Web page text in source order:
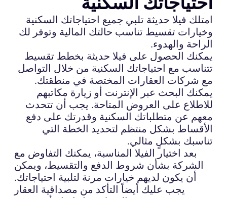
امتلك فيلا حديثة تلبي جميع احتياجاتك السكنية
وخيارات تقسيط تناسب حالتك المالية وتوفر لك
الراحة والهدوء.
يمكنك الحصول على فيلا حديثة بخطط تقسيط
تتناسب مع احتياجاتك السكنية من خلال التواصل
مع شركات العقارات المختصة في منطقتك.
يمكنك البحث عبر الإنترنت أو زيارة مكاتبهم
للاطلاع على العروض المتاحة. يجب أن تتحدث
معهم عن متطلباتك السكنية وقدرتك على دفع
الأقساط بشكل منتظم لتحديد الخطة التي
تناسبك بشكلٍ مثالي.
بعد اختيار الفيلا المناسبة، يمكنك التفاوض مع
الشركة بشأن شروط الدفع والتقسيط، ويمكن
أن يكون لديهم خيارات مرنة لتلبية احتياجاتك.
يجب عليك أيضاً التأكد من مصداقية العقار